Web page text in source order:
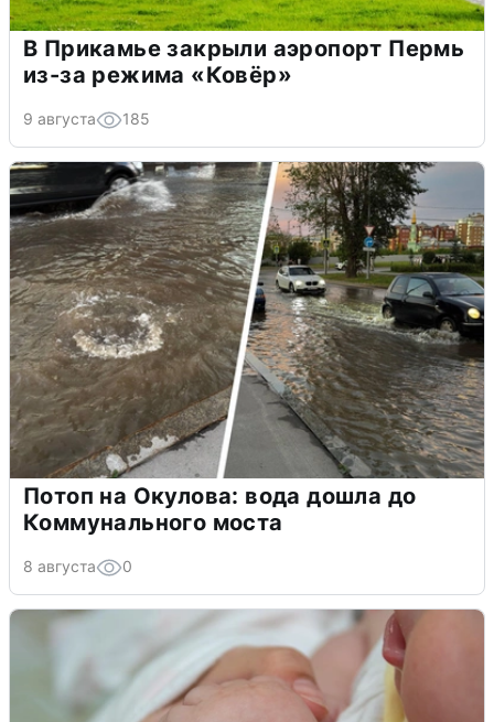
В Прикамье закрыли аэропорт Пермь
из-за режима «Ковёр»
9 августа 185
Потоп на Окулова: вода дошла до
Коммунального моста
8 августа 0